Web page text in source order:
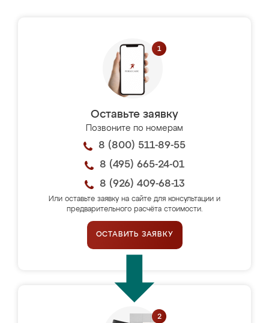
Оставьте заявку
Позвоните по номерам
8 (800) 511-89-55
8 (495) 665-24-01
8 (926) 409-68-13
Или оставьте заявку на сайте для консультации и
предварительного расчёта стоимости.
ОСТАВИТЬ ЗАЯВКУ